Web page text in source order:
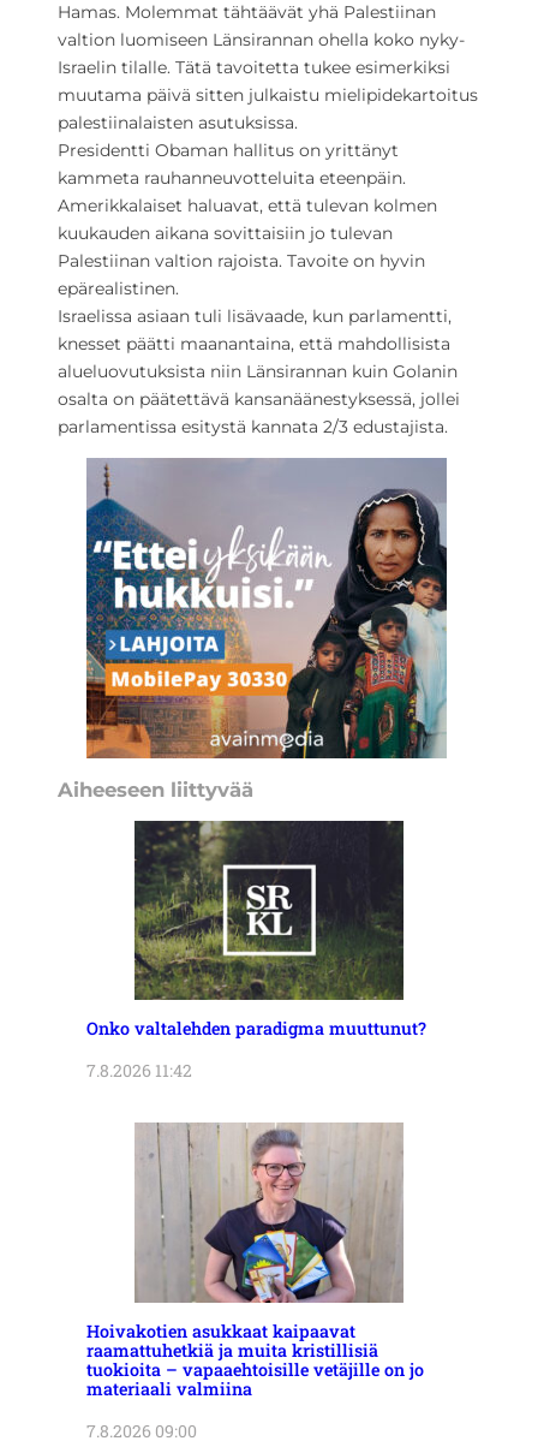
Hamas. Molemmat tähtäävät yhä Palestiinan
valtion luomiseen Länsirannan ohella koko nyky-
Israelin tilalle. Tätä tavoitetta tukee esimerkiksi
muutama päivä sitten julkaistu mielipidekartoitus
palestiinalaisten asutuksissa.
Presidentti Obaman hallitus on yrittänyt
kammeta rauhanneuvotteluita eteenpäin.
Amerikkalaiset haluavat, että tulevan kolmen
kuukauden aikana sovittaisiin jo tulevan
Palestiinan valtion rajoista. Tavoite on hyvin
epärealistinen.
Israelissa asiaan tuli lisävaade, kun parlamentti,
knesset päätti maanantaina, että mahdollisista
alueluovutuksista niin Länsirannan kuin Golanin
osalta on päätettävä kansanäänestyksessä, jollei
parlamentissa esitystä kannata 2/3 edustajista.
Aiheeseen liittyvää
Onko valtalehden paradigma muuttunut?
7.8.2026 11:42
Hoivakotien asukkaat kaipaavat
raamattuhetkiä ja muita kristillisiä
tuokioita – vapaaehtoisille vetäjille on jo
materiaali valmiina
7.8.2026 09:00